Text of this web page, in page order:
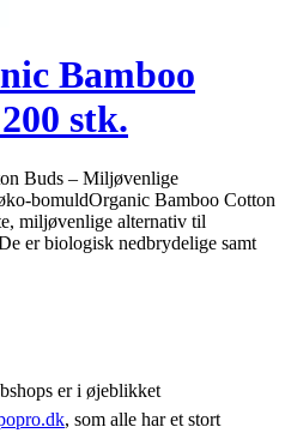
Bamboo
stk.
Buds – Miljøvenlige
bomuldOrganic Bamboo Cotton
miljøvenlige alternativ til
er biologisk nedbrydelige samt
er i øjeblikket
, som alle har et stort